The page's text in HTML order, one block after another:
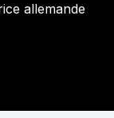
allemande